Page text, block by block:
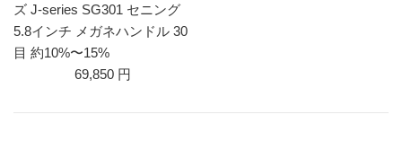
ズ J-series SG301 セニング
5.8インチ メガネハンドル 30
目 約10%〜15%
69,850 円